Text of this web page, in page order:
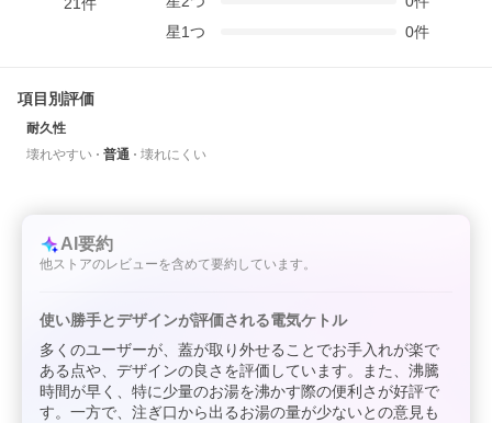
星1つ 0件
項目別評価
耐久性
壊れやすい
普通 壊れにくい
AI要約
他ストアのレビューを含めて要約しています。
使い勝手とデザインが評価される電気ケトル
多くのユーザーが、蓋が取り外せることでお手入れが楽で
ある点や、デザインの良さを評価しています。また、沸騰
時間が早く、特に少量のお湯を沸かす際の便利さが好評で
す。一方で、注ぎ口から出るお湯の量が少ないとの意見も